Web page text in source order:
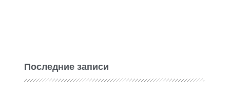
Последние записи